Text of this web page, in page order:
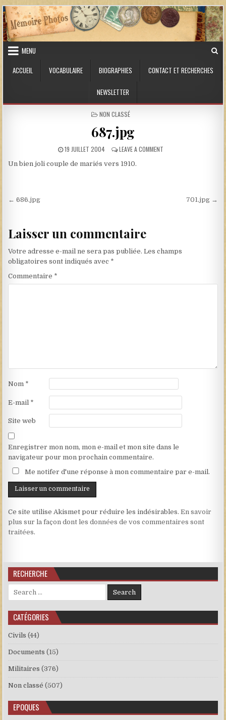
Skip to content
MENU
ACCUEIL
VOCABULAIRE BIOGRAPHIES CONTACT ET RECHERCHES
NEWSLETTER
POSTED IN
NON CLASSÉ
687.jpg
PUBLISHED DATE:
19 JUILLET 2004 LEAVE A COMMENTON 687.JPG
Un bien joli couple de mariés vers 1910.
Navigation de l’article
← 686.jpg 701.jpg →
Laisser un commentaire
Votre adresse e-mail ne sera pas publiée. Les champs
obligatoires sont indiqués avec *
Commentaire *
Nom *
E-mail *
Site web
Enregistrer mon nom, mon e-mail et mon site dans le
navigateur pour mon prochain commentaire.
Me notifer d'une réponse à mon commentaire par e-mail.
Ce site utilise Akismet pour réduire les indésirables.En savoir
plus sur la façon dont les données de vos commentaires sont
traitées.
RECHERCHE
Search for:
CATÉGORIES
Civils (44)
Documents (15)
Militaires (376)
Non classé (507)
EPOQUES